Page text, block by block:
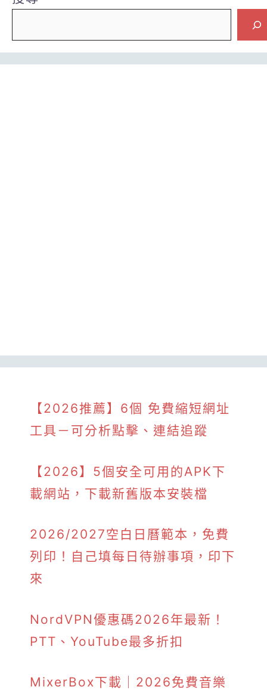
【2026推薦】6個 免費縮短網址
工具－可分析點擊、連結追蹤
【2026】5個安全可用的APK下
載網站，下載新舊版本安裝檔
2026/2027空白日曆範本，免費
列印！自己填每日待辦事項，印下
來
NordVPN優惠碼2026年最新！
PTT、YouTube最多折扣
MixerBox下載｜2026免費音樂